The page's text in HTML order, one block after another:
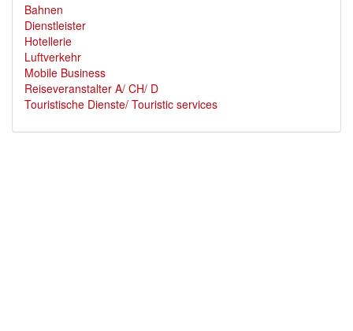
Bahnen
Dienstleister
Hotellerie
Luftverkehr
Mobile Business
Reiseveranstalter A/ CH/ D
Touristische Dienste/ Touristic services